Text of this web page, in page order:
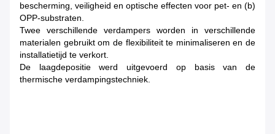
bescherming, veiligheid en optische effecten voor pet- en (b)
OPP-substraten.
Twee verschillende verdampers worden in verschillende
materialen gebruikt om de flexibiliteit te minimaliseren en de
installatietijd te verkort.
De laagdepositie werd uitgevoerd op basis van de
thermische verdampingstechniek.